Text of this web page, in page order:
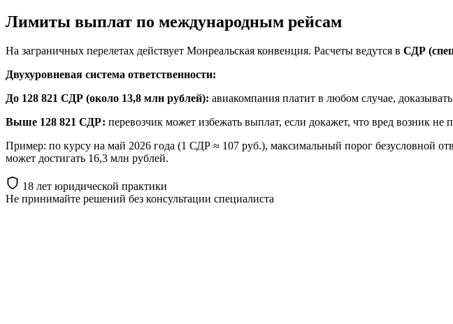
Лимиты выплат по международным рейсам
На заграничных перелетах действует Монреальская конвенция. Расчеты ведутся в СДР
Двухуровневая система ответственности:
До 128 821 СДР (около 13,8 млн рублей): авиакомпания платит в любом случае,
Выше 128 821 СДР: перевозчик может избежать выплат, если докажет, что вред возник не
Пример: по курсу на май 2026 года (1 СДР ≈ 107 руб.), максимальный порог безусловной
может достигать 16,3 млн рублей.
18 лет юридической практики
Не принимайте решений без консультации специалиста